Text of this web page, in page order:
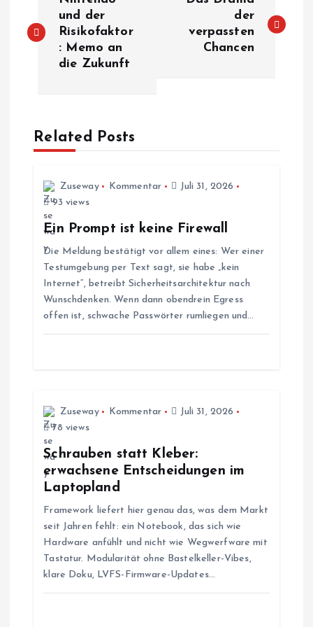
e
r
a
und der
Risikofaktor
: Memo an
die Zukunft
der
verpassten
Chancen
Related Posts
Zuseway Kommentar
Juli 31, 2026
93 views
Ein Prompt ist keine Firewall
Die Meldung bestätigt vor allem eines: Wer einer
Testumgebung per Text sagt, sie habe „kein
Internet“, betreibt Sicherheitsarchitektur nach
Wunschdenken. Wenn dann obendrein Egress
offen ist, schwache Passwörter rumliegen und…
Zuseway Kommentar
Juli 31, 2026
78 views
Schrauben statt Kleber:
erwachsene Entscheidungen im
Laptopland
Framework liefert hier genau das, was dem Markt
seit Jahren fehlt: ein Notebook, das sich wie
Hardware anfühlt und nicht wie Wegwerfware mit
Tastatur. Modularität ohne Bastelkeller-Vibes,
klare Doku, LVFS-Firmware-Updates…